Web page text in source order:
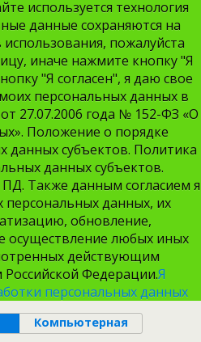
используется технология
данные сохраняются на
пожалуйста
иначе нажмите кнопку "Я
"Я согласен", я даю свое
персональных данных в
27.07.2006 года № 152-ФЗ «О
Положение о порядке
данных субъектов. Политика
данных субъектов.
Также данным согласием я
данных, их
обновление,
осуществление любых иных
действующим
Федерации.Я
персональных данных
Компьютерная